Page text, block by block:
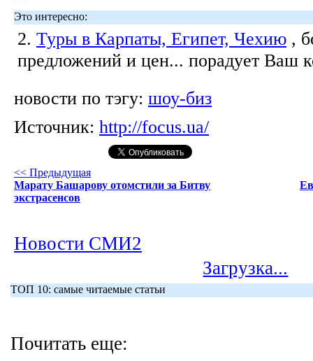
Это интересно:
2. Туры в Карпаты, Египет, Чехию ,
предложений и цен... порадует Ваш
новости по тэгу: шоу-биз
Источник: http://focus.ua/
<< Предыдущая
Марату Башарову отомстили за Битву
экстрасенсов
Новости СМИ2
Загрузка...
ТОП 10: самые читаемые статьи
Почитать еще: